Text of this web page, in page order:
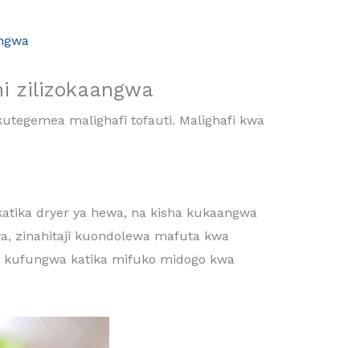
zilizokaangwa
malighafi tofauti. Malighafi kwa
dryer ya hewa, na kisha kukaangwa
zinahitaji kuondolewa mafuta kwa
kufungwa katika mifuko midogo kwa